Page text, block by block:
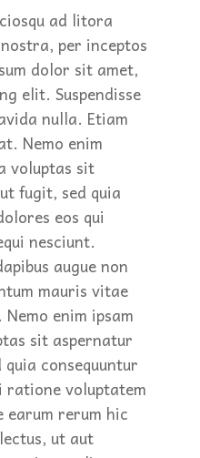
ad litora
per inceptos
dolor sit amet,
elit. Suspendisse
nulla. Etiam
Nemo enim
voluptas sit
fugit, sed quia
eos qui
nesciunt.
augue non
mauris vitae
enim ipsam
sit aspernatur
consequuntur
ratione voluptatem
earum rerum hic
ut aut